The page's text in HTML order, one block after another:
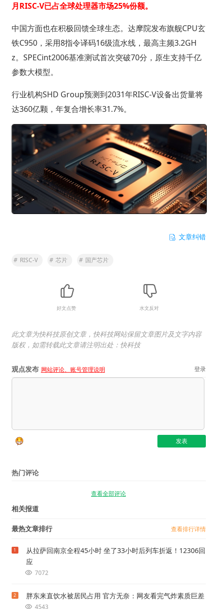
月RISC-V已占全球处理器市场25%份额。
中国方面也在积极回馈全球生态。达摩院发布旗舰CPU玄
铁C950，采用8指令译码16级流水线，最高主频3.2GH
z。SPECint2006基准测试首次突破70分，原生支持千亿
参数大模型。
行业机构SHD Group预测到2031年RISC-V设备出货量将
达360亿颗，年复合增长率31.7%。
文章纠错
# RISC-V # 芯片 # 国产芯片
好文点赞 水文反对
此文章为快科技原创文章，快科技网站保留文章图片及文字内容
版权，如需转载此文章请注明出处：快科技
观点发布 网站评论、账号管理说明 登录
热门评论
查看全部评论
相关报道
最热文章排行 查看排行详情
1
从拉萨回南京全程45小时 坐了33小时后列车折返！12306回
应
7072
2 胖东来直饮水被居民占用 官方无奈：网友看完气炸素质巨差
4543